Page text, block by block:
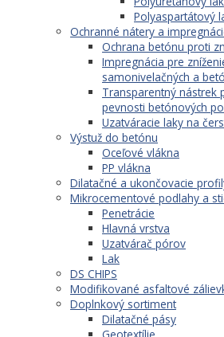
Polyaspartátový
Ochranné nátery a
Ochrana betónu proti
Impregnácia pre
samonivelačných a
Transparentný nástrek
pevnosti betónových
Uzatváracie laky na
Výstuž do betónu
Oceľové vlákna
PP vlákna
Dilatačné a ukončovacie
Mikrocementové podlahy a
Penetrácie
Hlavná vrstva
Uzatvárač pórov
Lak
DS CHIPS
Modifikované asfaltové
Doplnkový sortiment
Dilatačné pásy
Geotextílie